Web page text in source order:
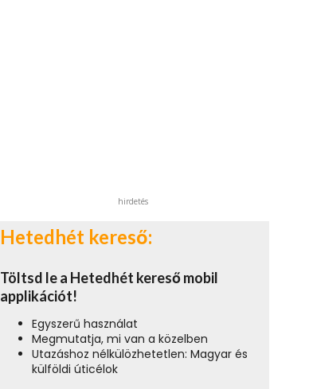
hirdetés
Hetedhét kereső:
Töltsd le a Hetedhét kereső mobil
applikációt!
Egyszerű használat
Megmutatja, mi van a közelben
Utazáshoz nélkülözhetetlen: Magyar és
külföldi úticélok